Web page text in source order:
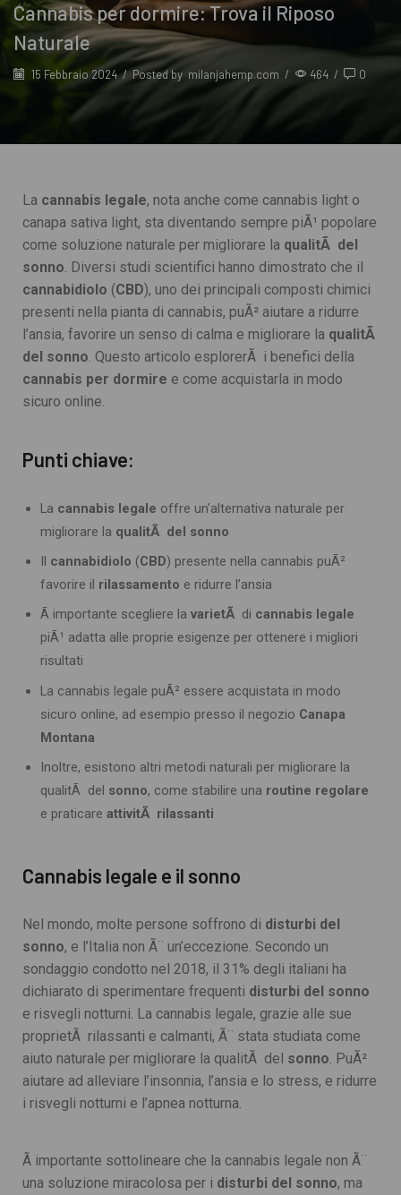
Cannabis per dormire: Trova il Riposo
Naturale
15 Febbraio 2024 / Posted by milanjahemp.com / 464 / 0
La cannabis legale, nota anche come cannabis light o
canapa sativa light, sta diventando sempre piÃ¹ popolare
come soluzione naturale per migliorare la qualitÃ del
sonno. Diversi studi scientifici hanno dimostrato che il
cannabidiolo (CBD), uno dei principali composti chimici
presenti nella pianta di cannabis, puÃ² aiutare a ridurre
l’ansia, favorire un senso di calma e migliorare la qualitÃ
del sonno. Questo articolo esplorerÃ i benefici della
cannabis per dormire e come acquistarla in modo
sicuro online.
Punti chiave:
La cannabis legale offre un’alternativa naturale per
migliorare la qualitÃ del sonno
Il cannabidiolo (CBD) presente nella cannabis puÃ²
favorire il rilassamento e ridurre l’ansia
Ã importante scegliere la varietÃ di cannabis legale
piÃ¹ adatta alle proprie esigenze per ottenere i migliori
risultati
La cannabis legale puÃ² essere acquistata in modo
sicuro online, ad esempio presso il negozio Canapa
Montana
Inoltre, esistono altri metodi naturali per migliorare la
qualitÃ del sonno, come stabilire una routine regolare
e praticare attivitÃ rilassanti
Cannabis legale e il sonno
Nel mondo, molte persone soffrono di disturbi del
sonno, e l’Italia non Ã¨ un’eccezione. Secondo un
sondaggio condotto nel 2018, il 31% degli italiani ha
dichiarato di sperimentare frequenti disturbi del sonno
e risvegli notturni. La cannabis legale, grazie alle sue
proprietÃ rilassanti e calmanti, Ã¨ stata studiata come
aiuto naturale per migliorare la qualitÃ del sonno. PuÃ²
aiutare ad alleviare l’insonnia, l’ansia e lo stress, e ridurre
i risvegli notturni e l’apnea notturna.
Ã importante sottolineare che la cannabis legale non Ã¨
una soluzione miracolosa per i disturbi del sonno, ma